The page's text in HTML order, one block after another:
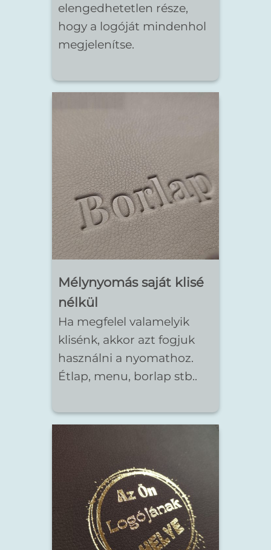
elengedhetetlen része,
hogy a logóját mindenhol
megjelenítse.
Mélynyomás saját klisé
nélkül
Ha megfelel valamelyik
klisénk, akkor azt fogjuk
használni a nyomathoz.
Étlap, menu, borlap stb..